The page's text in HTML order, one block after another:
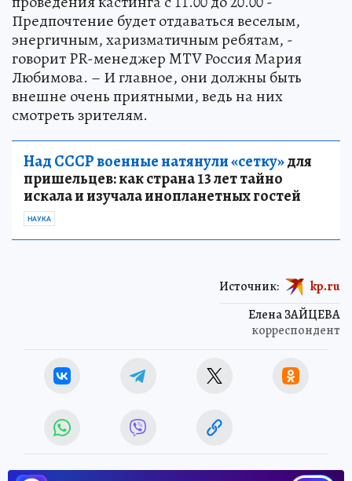
Предпочтение будет отдаваться веселым,
энергичным, харизматичным ребятам, -
говорит PR-менеджер MTV Россия Мария
Любимова. – И главное, они должны быть
внешне очень приятными, ведь на них
смотреть зрителям.
Над СССР военные натянули «сетку»для
пришельцев: как страна 13 лет тайно
искала и изучала инопланетных гостей
НАУКА
Елена ЗАЙЦЕВА
корреспондент
Источник: kp.ru